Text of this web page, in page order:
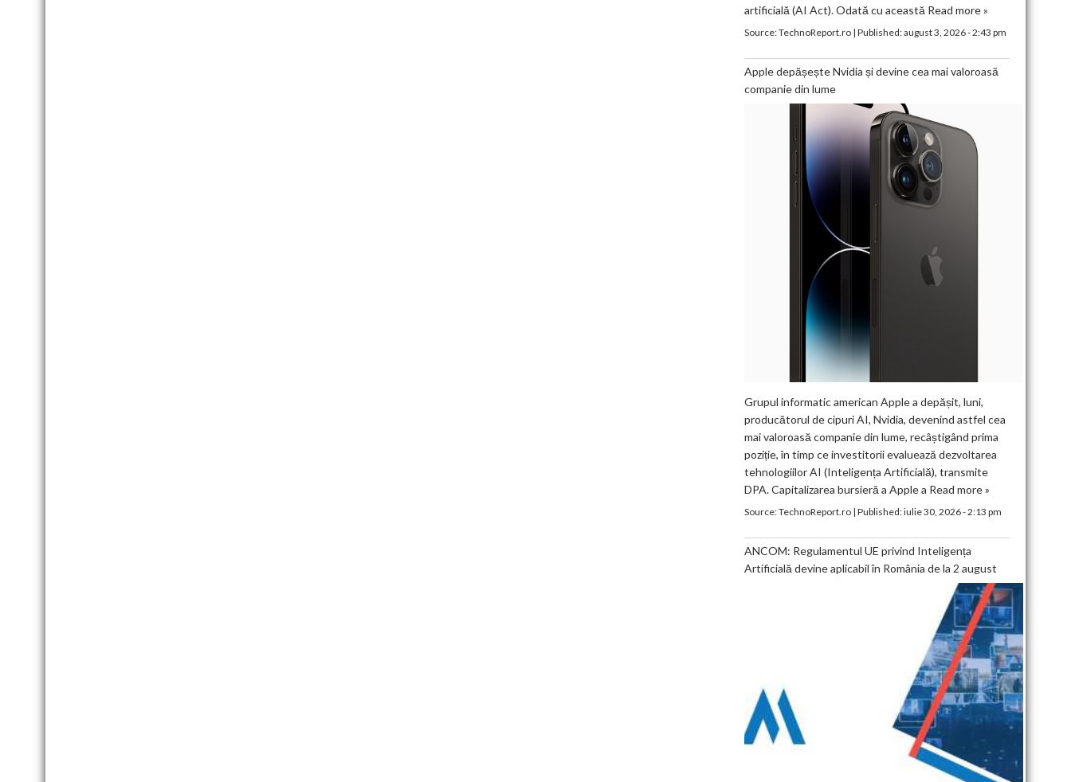
artificială (AI Act). Odată cu această Read more »
Source:TechnoReport.ro| Published:august 3, 2026 - 2:43 pm
Apple depășește Nvidia și devine cea mai valoroasă
companie din lume
Grupul informatic american Apple a depășit, luni,
producătorul de cipuri AI, Nvidia, devenind astfel cea
mai valoroasă companie din lume, recâștigând prima
poziție, în timp ce investitorii evaluează dezvoltarea
tehnologiilor AI (Inteligența Artificială), transmite
DPA. Capitalizarea bursieră a Apple a Read more »
Source:TechnoReport.ro| Published:iulie 30, 2026 - 2:13 pm
ANCOM: Regulamentul UE privind Inteligența
Artificială devine aplicabil în România de la 2 august